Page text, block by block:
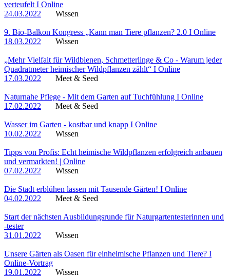
verteufelt I Online
24.03.2022
Wissen
9. Bio-Balkon Kongress „Kann man Tiere pflanzen? 2.0 I Online
18.03.2022
Wissen
„Mehr Vielfalt für Wildbienen, Schmetterlinge & Co - Warum jeder
Quadratmeter heimischer Wildpflanzen zählt“ I Online
17.03.2022
Meet & Seed
Naturnahe Pflege - Mit dem Garten auf Tuchfühlung I Online
17.02.2022
Meet & Seed
Wasser im Garten - kostbar und knapp I Online
10.02.2022
Wissen
Tipps von Profis: Echt heimische Wildpflanzen erfolgreich anbauen
und vermarkten! | Online
07.02.2022
Wissen
Die Stadt erblühen lassen mit Tausende Gärten! I Online
04.02.2022
Meet & Seed
Start der nächsten Ausbildungsrunde für Naturgartentesterinnen und
-tester
31.01.2022
Wissen
Unsere Gärten als Oasen für einheimische Pflanzen und Tiere? I
Online-Vortrag
19.01.2022
Wissen